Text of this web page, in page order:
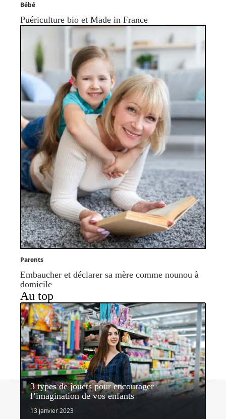
Bébé
Puériculture bio et Made in France
Parents
Embaucher et déclarer sa mère comme nounou à
domicile
Au top
3 types de jouets pour encourager
l’imagination de vos enfants
13 janvier 2023© 2026 | nosenfantsdabord.com
Contact Mentions légales Sitemap